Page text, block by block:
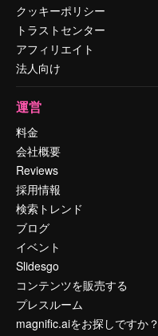
クッキーポリシー
トラストセンター
アフィリエイト
法人向け
運営
料金
会社概要
Reviews
採用情報
検索トレンド
ブログ
イベント
Slidesgo
コンテンツを販売する
プレスルーム
magnific.aiをお探しですか？